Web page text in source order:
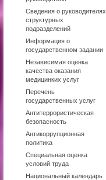
Сведения о руководителях
структурных
подразделений
Информация о
государственном задании
Независимая оценка
качества оказания
медицинких услуг
Перечень
государственных услуг
Антитеррористическая
безопасность
Антикоррупционная
политика
Специальная оценка
условий труда
Национальный календарь